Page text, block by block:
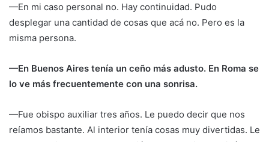
—En mi caso personal no. Hay continuidad. Pudo
desplegar una cantidad de cosas que acá no. Pero es la
misma persona.
—En Buenos Aires tenía un ceño más adusto. En Roma se
lo ve más frecuentemente con una sonrisa.
—Fue obispo auxiliar tres años. Le puedo decir que nos
reíamos bastante. Al interior tenía cosas muy divertidas. Le